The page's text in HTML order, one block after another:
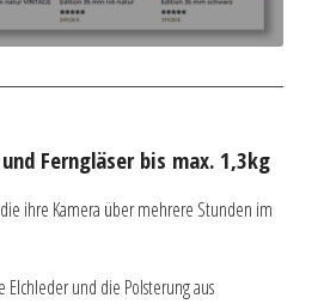
Ferngläser bis max. 1,3kg
ihre Kamera über mehrere Stunden im
Elchleder und die Polsterung aus